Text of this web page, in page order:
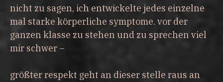
nicht zu sagen, ich entwickelte jedes einzelne
mal starke körperliche symptome. vor der
ganzen klasse zu stehen und zu sprechen viel
mir schwer –
größter respekt geht an dieser stelle raus an